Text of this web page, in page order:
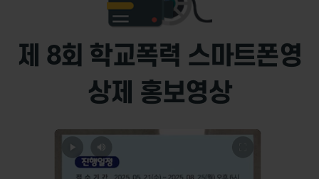
제 8회 학교폭력 스마트폰영
상제 홍보영상